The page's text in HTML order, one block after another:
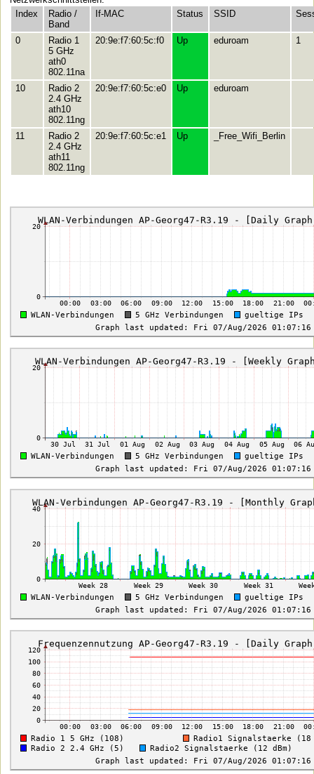
Index
Radio /
Band
If-MAC Status SSID
0
Radio 1
5 GHz
ath0
802.11na
20:9e:f7:60:5c:f0 Up eduroam 1
10
Radio 2
2.4 GHz
ath10
802.11ng
20:9e:f7:60:5c:e0 Up eduroam
11
Radio 2
2.4 GHz
ath11
802.11ng
20:9e:f7:60:5c:e1 Up _Free_Wifi_Berlin